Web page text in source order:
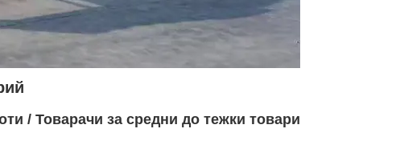
/ Товарачи за средни до тежки товари